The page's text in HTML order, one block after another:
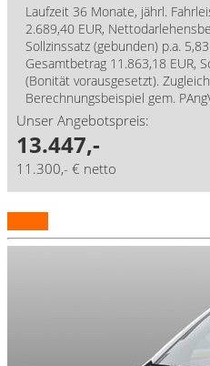
Laufzeit 36 Monate, jährl.
2.689,40 EUR,
Sollzinssatz (gebunden) p.a.
Gesamtbetrag 11.863,18 EUR,
(Bonität vorausgesetzt).
Berechnungsbeispiel gem.
Unser Angebotspreis:
13.447,-
11.300,- € netto